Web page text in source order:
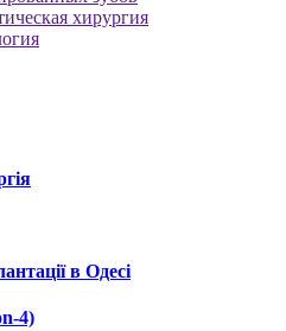
хирургия
в Одесі
4)